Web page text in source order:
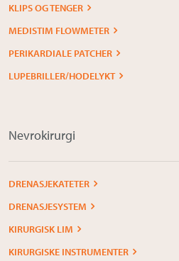
KLIPS OG TENGER
MEDISTIM FLOWMETER
PERIKARDIALE PATCHER
LUPEBRILLER/HODELYKT
Nevrokirurgi
DRENASJEKATETER
DRENASJESYSTEM
KIRURGISK LIM
KIRURGISKE INSTRUMENTER